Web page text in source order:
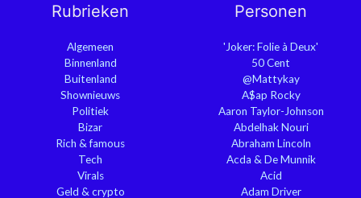
Rubrieken
Algemeen
Binnenland
Buitenland
Shownieuws
Politiek
Bizar
Rich & famous
Tech
Virals
Geld & crypto
Personen
'Joker: Folie à Deux'
50 Cent
@Mattykay
A$ap Rocky
Aaron Taylor-Johnson
Abdelhak Nouri
Abraham Lincoln
Acda & De Munnik
Acid
Adam Driver